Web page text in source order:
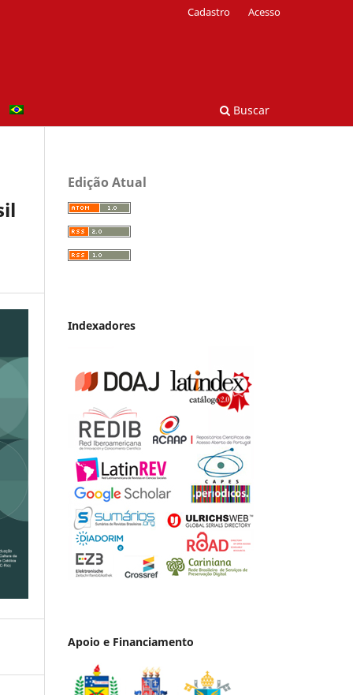
Buscar
Cadastro Acesso
Edição Atual
Indexadores
Apoio e Financiamento